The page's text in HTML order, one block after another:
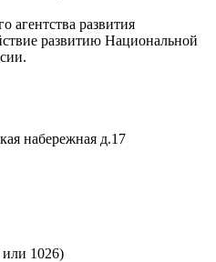
агентства развития
развитию Национальной
набережная д.17
или 1026)